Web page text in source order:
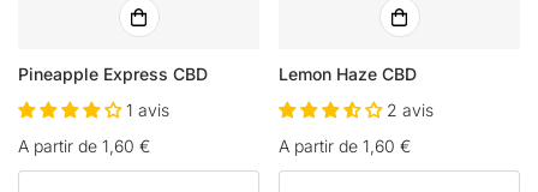
Pineapple Express CBD
1 avis
Preço
normal
A partir de 1,60 €
Lemon Haze CBD
2 avis
Preço
normal
A partir de 1,60 €